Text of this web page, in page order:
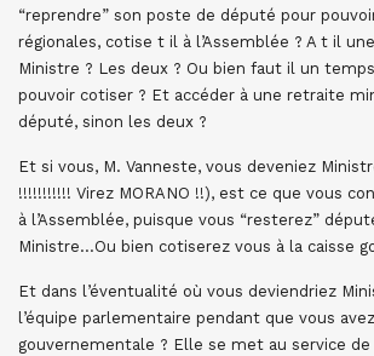
“reprendre” son poste de député pour
régionales, cotise t il à l’Assemblée ? A t il
Ministre ? Les deux ? Ou bien faut il un
pouvoir cotiser ? Et accéder à une retraite
député, sinon les deux ?
Et si vous, M. Vanneste, vous deveniez
!!!!!!!!!!! Virez MORANO !!), est ce que vous
à l’Assemblée, puisque vous “resterez”
Ministre…Ou bien cotiserez vous à la caisse
Et dans l’éventualité où vous deviendriez
l’équipe parlementaire pendant que vous
gouvernementale ? Elle se met au service de